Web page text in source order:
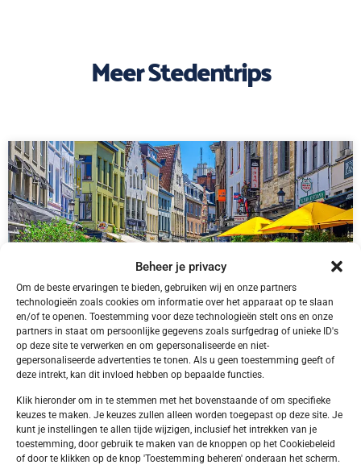
Beheer je privacy
Om de beste ervaringen te bieden, gebruiken wij en onze partners
technologieën zoals cookies om informatie over het apparaat op te slaan
en/of te openen. Toestemming voor deze technologieën stelt ons en onze
partners in staat om persoonlijke gegevens zoals surfgedrag of unieke ID's
op deze site te verwerken en om gepersonaliseerde en niet-
gepersonaliseerde advertenties te tonen. Als u geen toestemming geeft of
deze intrekt, kan dit invloed hebben op bepaalde functies.
Klik hieronder om in te stemmen met het bovenstaande of om specifieke
keuzes te maken. Je keuzes zullen alleen worden toegepast op deze site. Je
kunt je instellingen te allen tijde wijzigen, inclusief het intrekken van je
toestemming, door gebruik te maken van de knoppen op het Cookiebeleid
of door te klikken op de knop 'Toestemming beheren' onderaan het scherm.
Meer Stedentrips
België, Antwerpen
Antwerpen Antwerpen Tulip Inn Antwerpen